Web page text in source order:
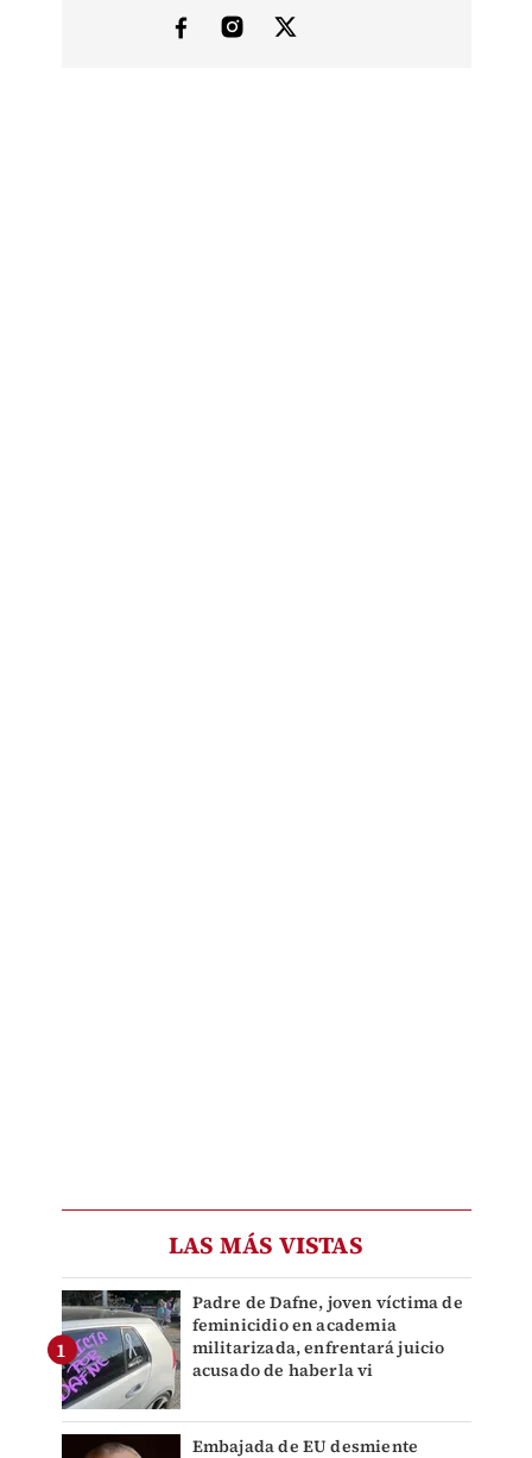
LAS MÁS VISTAS
Padre de Dafne, joven víctima de
feminicidio en academia
militarizada, enfrentará juicio
acusado de haberla vi
Embajada de EU desmiente